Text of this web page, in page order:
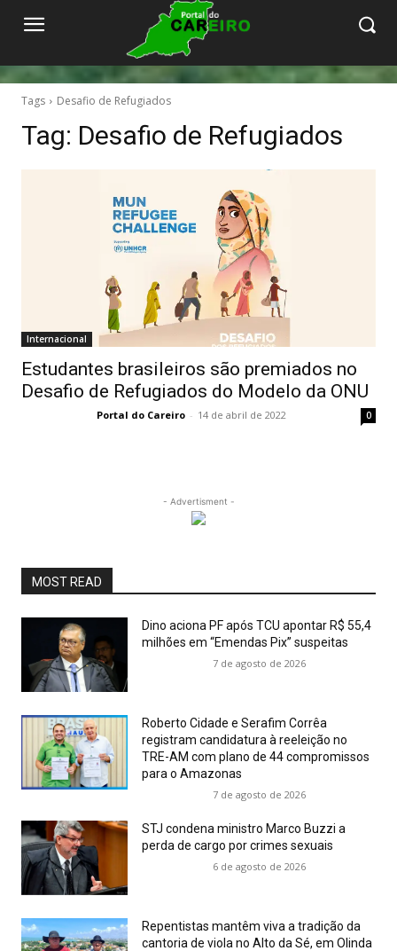
Tags Desafio de Refugiados
Tag: Desafio de Refugiados
Internacional
Estudantes brasileiros são premiados no
Desafio de Refugiados do Modelo da ONU
Portal do Careiro - 14 de abril de 2022 0
- Advertisment -
MOST READ
Dino aciona PF após TCU apontar R$ 55,4
milhões em “Emendas Pix” suspeitas
7 de agosto de 2026
Roberto Cidade e Serafim Corrêa
registram candidatura à reeleição no
TRE-AM com plano de 44 compromissos
para o Amazonas
7 de agosto de 2026
STJ condena ministro Marco Buzzi a
perda de cargo por crimes sexuais
6 de agosto de 2026
Repentistas mantêm viva a tradição da
cantoria de viola no Alto da Sé, em Olinda